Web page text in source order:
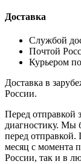
Доставка
Службой
Почтой
Курьером
Доставка в
России.
Перед отправкой
диагностику. Мы
перед отправкой.
месяц с момента
России, так и в